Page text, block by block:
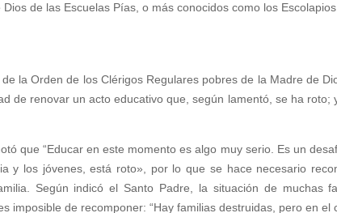
de las Escuelas Pías, o más conocidos como los
la Orden de los Clérigos Regulares pobres de la Madre de
de renovar un acto educativo que, según lamentó, se ha
que “Educar en este momento es algo muy serio. Es un
y los jóvenes, está roto», por lo que se hace necesario
Según indicó el Santo Padre, la situación de muchas
imposible de recomponer: “Hay familias destruidas, pero en